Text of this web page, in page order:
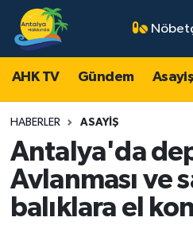
AHK TV Gündem Asayiş
HABERLER ASAYIŞ
Antalya'da
Avlanması ve
balıklara el
AHK TV
Gündem
Asayiş
Turizm
Antalya Nöbetçi
Antalya Hava Durumu
Antalya Namaz Vakitleri
Antalya Trafik